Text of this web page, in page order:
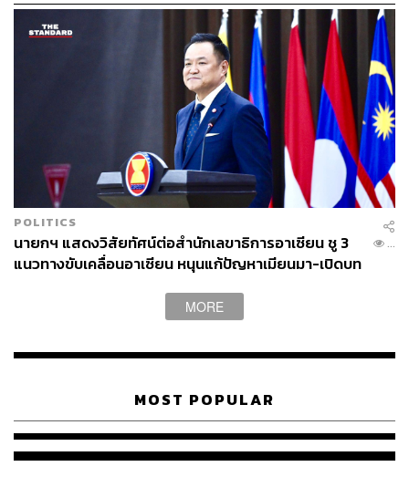
POLITICS
นายกฯ แสดงวิสัยทัศน์ต่อสำนักเลขาธิการอาเซียน ชู 3
แนวทางขับเคลื่อนอาเซียน หนุนแก้ปัญหาเมียนมา-เปิดบท
...
MORE
MOST POPULAR